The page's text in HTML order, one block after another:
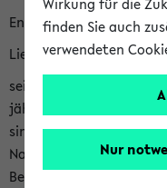
English version below
Liebe Studierende,
seit 2023 verleiht das
jährlich den
sind herzlich
Nachhaltigkeitsbüro zu
Bewerbung dieses
finden Sie auch
verwendeten
Nur